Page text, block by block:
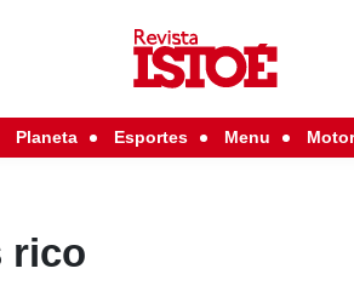
Planeta Esportes Menu
rico